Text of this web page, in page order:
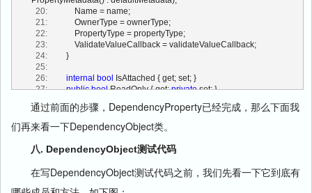
  20:
             Name = name;
  21:
             OwnerType = ownerType;
  22:
             PropertyType = propertyType;
  23:
             ValidateValueCallback = validateValueCallback;
  24:
         }
  25:
  26:
internal bool IsAttached { get; set; }
  27:
public bool ReadOnly { get; private set; }
  29:
public string Name { get; private set; }
  30:
public Type OwnerType { get;
  31:
public Type PropertyType { get;
  32:
public
private set; }
  33:
  34:
//获取依赖属性的编号，暂未实现,在上一篇“WPF基础到企业应
用系列7——深入剖析依赖属性”有实现，原理是在初始化的时候++
通过前面的步骤，DependencyProperty已经完成，那么下面我
们再来看一下DependencyObject类。
八. DependencyObject测试代码
在写DependencyObject测试代码之前，我们先看一下它到底有